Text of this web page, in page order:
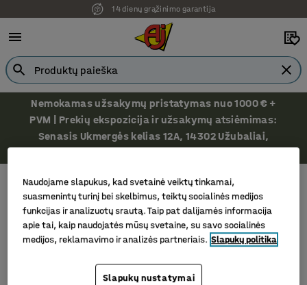
14 dienų grąžinimo garantija
Nemokamas užsakymų pristatymas nuo 1000 € +
PVM | Prekių ekspozicija ir užsakymų atsiėmimas:
Senasis Ukmergės kelias 12A, 14302 Užubaliai,
Vilniaus r.
Priedai ir aksesuarai prezentacijoms Magnetiniai rėmeliai
Magnetiniai rėmeliai
Filtras
Naudojame slapukus, kad svetainė veiktų tinkamai,
suasmenintų turinį bei skelbimus, teiktų socialinės medijos
funkcijas ir analizuotų srautą. Taip pat dalijamės informacija
apie tai, kaip naudojatės mūsų svetaine, su savo socialinės
medijos, reklamavimo ir analizės partneriais. Slapukų politika
Slapukų nustatymai